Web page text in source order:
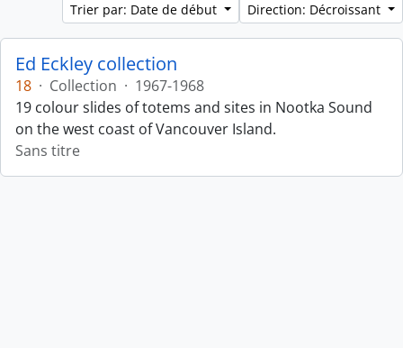
Trier par: Date de début
Direction: Décroissant
Ed Eckley collection
18 · Collection · 1967-1968
19 colour slides of totems and sites in Nootka Sound
on the west coast of Vancouver Island.
Sans titre